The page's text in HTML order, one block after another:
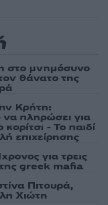
στο μνημόσυνο
θάνατο της
Κρήτη:
πληρώσει για
- Το παιδί
επιχείρησης
για τρεις
greek mafia
Πιτουρά,
Χιώτη